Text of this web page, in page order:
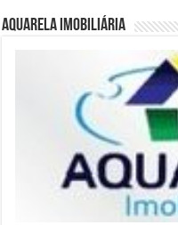
Aquarela Imobiliária